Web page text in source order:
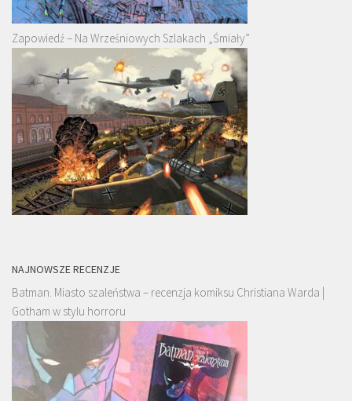
Zapowiedź – Na Wrześniowych Szlakach „Śmiały”
NAJNOWSZE RECENZJE
Batman. Miasto szaleństwa – recenzja komiksu Christiana Warda |
Gotham w stylu horroru